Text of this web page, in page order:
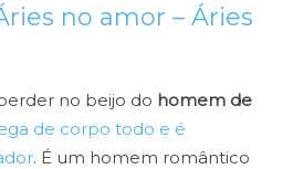
no amor – Áries
no beijo do homem de
de corpo todo e é
. É um homem romântico